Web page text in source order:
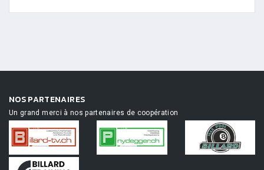
NOS PARTENAIRES
Un grand merci à nos partenaires de coopération